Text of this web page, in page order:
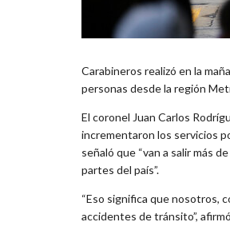
Carabineros realizó en la
personas desde la región
El coronel Juan Carlos
incrementaron los servicios
señaló que “van a salir más
partes del país”.
“Eso significa que nosotros,
accidentes de tránsito”,